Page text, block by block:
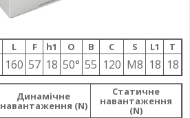
L F h1 О B C S L1 T
160 57 18 50° 55 120 M8 18 18
Динамічне
навантаження (N)
Статичне
навантаження
(N)